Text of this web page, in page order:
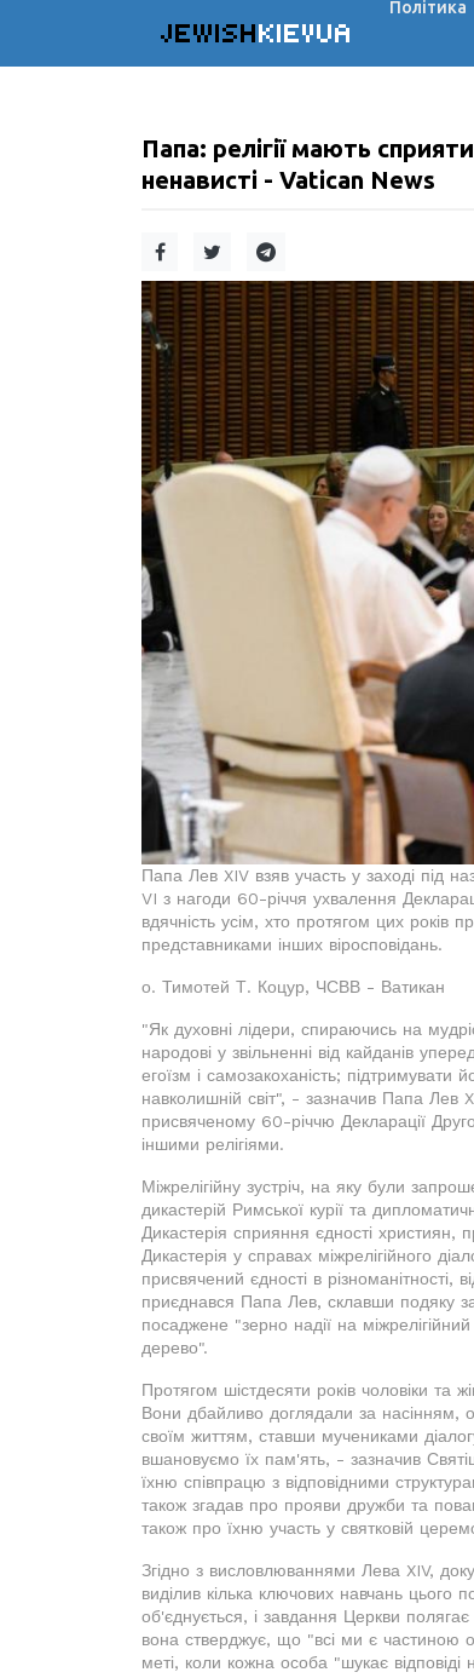
JEWISHKIEVUA
Політика
Папа: релігії мають
ненависті - Vatican News
Папа Лев XIV взяв участь у заході під
VI з нагоди 60-річчя ухвалення
вдячність усім, хто протягом цих
представниками інших віросповідань.
о. Тимотей Т. Коцур, ЧСВВ - Ватикан
"Як духовні лідери, спираючись на
народові у звільненні від кайданів
егоїзм і самозакоханість;
навколишній світ", - зазначив Папа Лев
присвяченому 60-річчю Декларації
іншими релігіями.
Міжрелігійну зустріч, на яку були
дикастерій Римської курії та
Дикастерія сприяння єдності християн,
Дикастерія у справах міжрелігійного
присвячений єдності в
приєднався Папа Лев, склавши подяку
посаджене "зерно надії на
дерево".
Протягом шістдесяти років чоловіки
Вони дбайливо доглядали за насінням,
своїм життям, ставши мучениками
вшановуємо їх пам'ять, - зазначив
їхню співпрацю з відповідними
також згадав про прояви дружби та
також про їхню участь у святковій
Згідно з висловлюваннями Лева XIV,
виділив кілька ключових навчань
об'єднується, і завдання Церкви
вона стверджує, що "всі ми є частиною
меті, коли кожна особа "шукає